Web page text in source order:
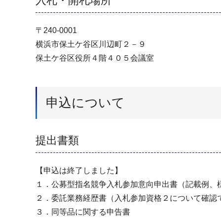
〒240-0001
横浜市保土ケ谷区川辺町２－９
保土ケ谷区役所４階４０５会議室
申込について
提出書類
【申込は終了しました】
１．公募型指名競争入札参加意向申出書（記載例、
２．委託業務経歴書（入札参加資格２について確認
３．同等品に関する申告書